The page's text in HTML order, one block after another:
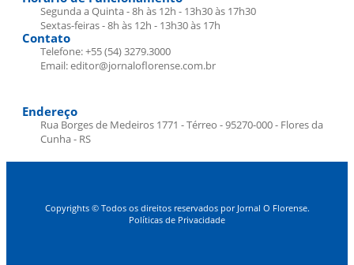
Segunda a Quinta - 8h às 12h - 13h30 às 17h30
Sextas-feiras - 8h às 12h - 13h30 às 17h
Contato
Telefone: +55 (54) 3279.3000
Email: editor@jornaloflorense.com.br
Endereço
Rua Borges de Medeiros 1771 - Térreo - 95270-000 - Flores da
Cunha - RS
Copyrights © Todos os direitos reservados por Jornal O Florense.
Políticas de Privacidade